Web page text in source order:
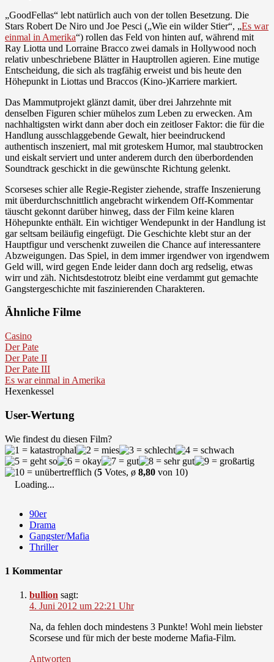
„GoodFellas“ lebt natürlich auch von der tollen Besetzung. Die
Stars Robert De Niro und Joe Pesci („Wie ein wilder Stier“, „Es war
einmal in Amerika“) rollen das Feld von hinten auf, während mit
Ray Liotta und Lorraine Bracco zwei damals in Hollywood noch
relativ unbeschriebene Blätter in Hauptrollen agieren. Eine mutige
Entscheidung, die sich als tragfähig erweist und bis heute den
Höhepunkt in Liottas und Braccos (Kino-)Karriere markiert.
Das Mammutprojekt glänzt damit, über drei Jahrzehnte mit
denselben Figuren schier mühelos zum Leben zu erwecken. Am
nachhaltigsten wirkt dann aber doch ein zeitloser Faktor: die für die
Handlung ausschlaggebende Gewalt, hier beeindruckend
authentisch inszeniert, mal mit groteskem Humor, mal staubtrocken
und eiskalt serviert und unter anderem durch den überbordenden
Soundtrack geschickt in die gewünschte Richtung gelenkt.
Scorseses schier alle Regie-Register ziehende, straffe Inszenierung
mit überdurchschnittlich angebracht wirkendem Off-Kommentar
täuscht gekonnt darüber hinweg, dass der Film keine klaren
Höhepunkte enthält. Ein wichtiger Wendepunkt in der Handlung ist
gar seltsam beiläufig eingefügt. Die Geschichte klebt stur an der
Hauptfigur und verschenkt zuweilen die Chance auf interessantere
Abzweigungen. Das Spiel, in dem immer irgendwer von irgendwem
Geld will, wird gegen Ende leider dann doch arg redselig, etwas
wirr und zäh. Nichtsdestotrotz bleibt eine verdammt gut gemachte
Gangstergeschichte mit faszinierenden Charakteren.
Ähnliche Filme
Casino
Der Pate
Der Pate II
Der Pate III
Es war einmal in Amerika
Hexenkessel
User-Wertung
Wie findest du diesen Film?
(5 Votes, ø 8,80 von 10)
Loading...
90er
Drama
Gangster/Mafia
Thriller
1 Kommentar
bullion sagt:
4. Juni 2012 um 22:21 Uhr
Na, da fehlen doch mindestens 3 Punkte! Wohl mein liebster
Scorsese und für mich der beste moderne Mafia-Film.
Antworten